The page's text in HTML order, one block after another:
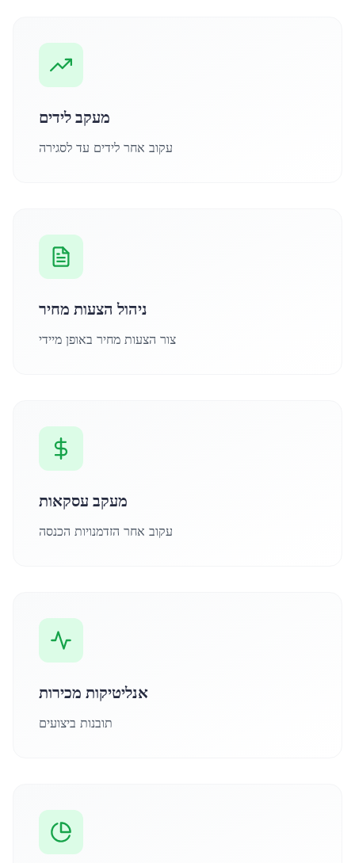
מעקב לידים
עקוב אחר לידים עד לסגירה
ניהול הצעות מחיר
צור הצעות מחיר באופן מיידי
מעקב עסקאות
עקוב אחר הזדמנויות הכנסה
אנליטיקות מכירות
תובנות ביצועים